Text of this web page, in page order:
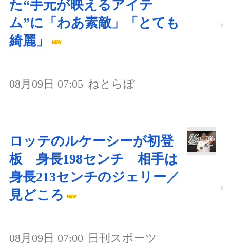
た“手元が映えるアイテ
ム”に「わあ素敵」「とても
綺麗」
08月09日 07:05 ねとらぼ
ロッテのルケーシーが初登
板 身長198センチ 相手は
身長213センチのジェリー／
見どころ
08月09日 07:00 日刊スポーツ